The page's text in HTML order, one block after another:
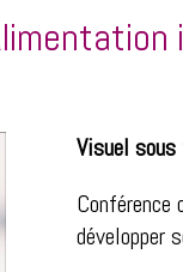
Visuel sous
Conférence
développer